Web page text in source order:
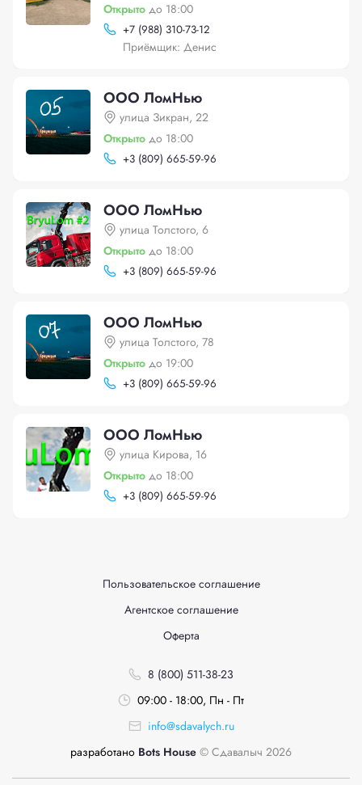
Открыто до 18:00
+7 (988) 310-73-12
Приёмщик: Денис
ООО ЛомНью
улица Зикран, 22
Открыто до 18:00
+3 (809) 665-59-96
ООО ЛомНью
улица Толстого, 6
Открыто до 18:00
+3 (809) 665-59-96
ООО ЛомНью
улица Толстого, 78
Открыто до 19:00
+3 (809) 665-59-96
ООО ЛомНью
улица Кирова, 16
Открыто до 18:00
+3 (809) 665-59-96
Пользовательское соглашение
Агентское соглашение
Оферта
8 (800) 511-38-23
09:00 - 18:00, Пн - Пт
info@sdavalych.ru
разработано Bots House © Сдавалыч 2026